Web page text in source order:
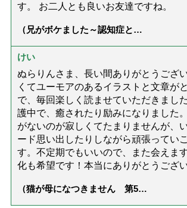
す。 お二人とも良いお友達ですね。
（兄がボケました～認知症と介
達』が届きました」）
けい
ぬらりんさま、長い間ありがとうござ
くてユーモアのあるイラストと文章が
で、毎回楽しく読ませていただきまし
護中で、癒されたり励みになりました
がないのが寂しくてたまりませんが、
ード思い出したりしながら頑張ってい
す。不定期でもいいので、また会えま
化も希望です！本当にありがとうござい
（猫が母になつきません 第500